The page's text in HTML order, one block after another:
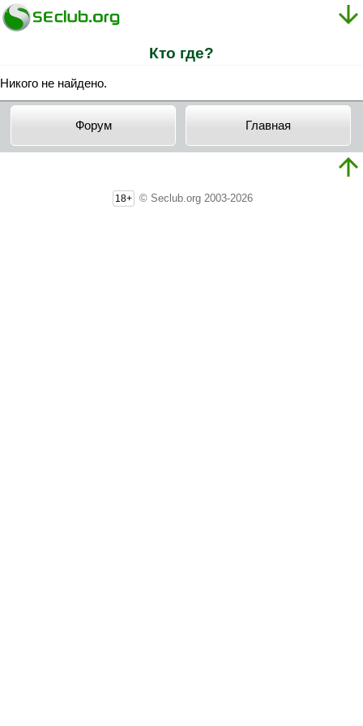
Кто где?
Никого не найдено.
Форум Главная
18+ © Seclub.org 2003-2026